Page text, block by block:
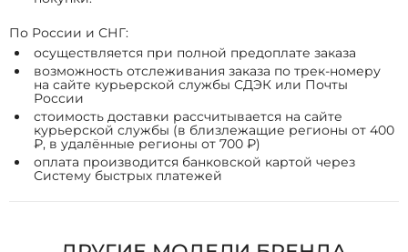
По России и СНГ:
осуществляется при полной предоплате заказа
возможность отслеживания заказа по трек-номеру
на сайте курьерской службы СДЭК или Почты
России
стоимость доставки рассчитывается на сайте
курьерской службы (в близлежащие регионы от 400
₽, в удалённые регионы от 700 ₽)
оплата производится банковской картой через
Систему быстрых платежей